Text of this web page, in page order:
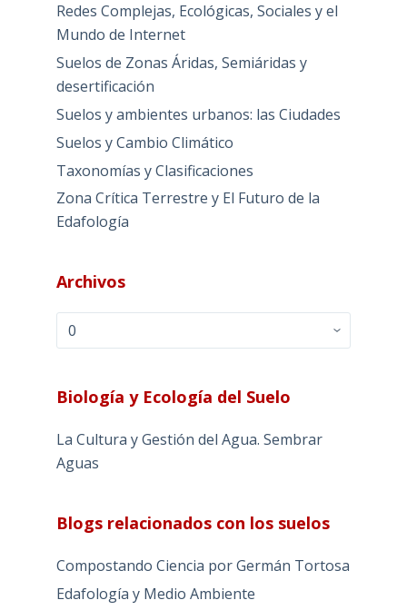
Redes Complejas, Ecológicas, Sociales y el
Mundo de Internet
Suelos de Zonas Áridas, Semiáridas y
desertificación
Suelos y ambientes urbanos: las Ciudades
Suelos y Cambio Climático
Taxonomías y Clasificaciones
Zona Crítica Terrestre y El Futuro de la
Edafología
Archivos
Archivos
Biología y Ecología del Suelo
La Cultura y Gestión del Agua. Sembrar
Aguas
Blogs relacionados con los suelos
Compostando Ciencia por Germán Tortosa
Edafología y Medio Ambiente